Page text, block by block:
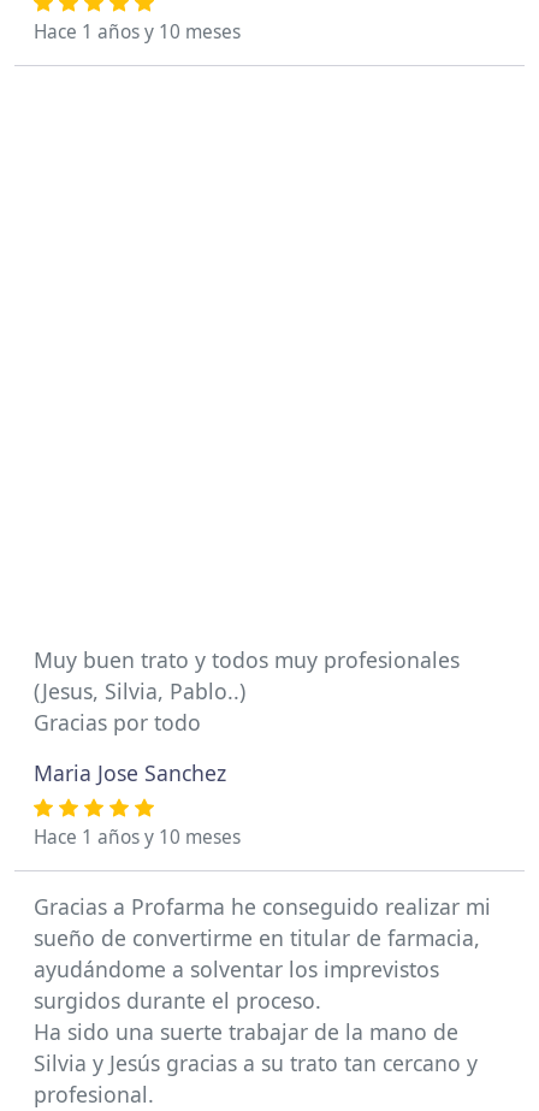
Hace 1 años y 10 meses
Muy buen trato y todos muy profesionales
(Jesus, Silvia, Pablo..)
Gracias por todo
Maria Jose Sanchez
Hace 1 años y 10 meses
Gracias a Profarma he conseguido realizar mi
sueño de convertirme en titular de farmacia,
ayudándome a solventar los imprevistos
surgidos durante el proceso.
Ha sido una suerte trabajar de la mano de
Silvia y Jesús gracias a su trato tan cercano y
profesional.